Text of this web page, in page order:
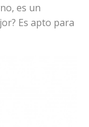
es un
Es apto para